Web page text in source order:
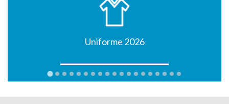
Uniforme 2026